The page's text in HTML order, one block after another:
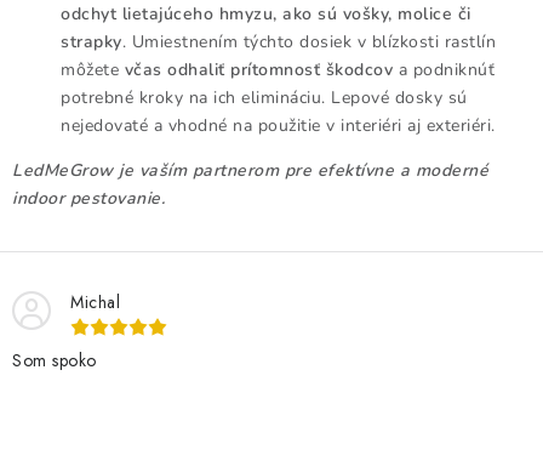
odchyt lietajúceho hmyzu, ako sú vošky, molice či
strapky. Umiestnením týchto dosiek v blízkosti rastlín
môžete včas odhaliť prítomnosť škodcov a podniknúť
potrebné kroky na ich elimináciu. Lepové dosky sú
nejedovaté a vhodné na použitie v interiéri aj exteriéri.
LedMeGrow je vaším partnerom pre efektívne a moderné
indoor pestovanie.
Michal
Som spoko